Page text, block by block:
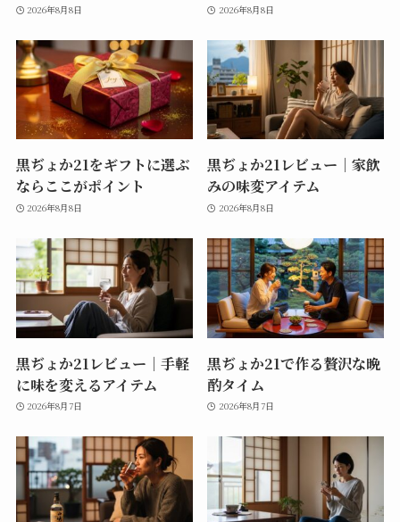
2026年8月8日 2026年8月8日
黒ぢょか21をギフトに選ぶ
ならここがポイント
2026年8月8日
黒ぢょか21レビュー｜家飲
みの味変アイテム
2026年8月8日
黒ぢょか21レビュー｜手軽
に味を変えるアイテム
2026年8月7日
黒ぢょか21で作る贅沢な晩
酌タイム
2026年8月7日